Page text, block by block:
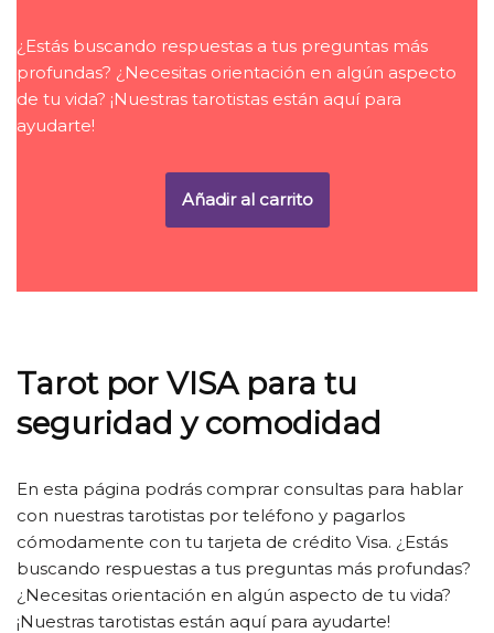
¿Estás buscando respuestas a tus preguntas más
profundas? ¿Necesitas orientación en algún aspecto
de tu vida? ¡Nuestras tarotistas están aquí para
ayudarte!
Añadir al carrito
Tarot por VISA para tu
seguridad y comodidad
En esta página podrás comprar consultas para hablar
con nuestras tarotistas por teléfono y pagarlos
cómodamente con tu tarjeta de crédito Visa. ¿Estás
buscando respuestas a tus preguntas más profundas?
¿Necesitas orientación en algún aspecto de tu vida?
¡Nuestras tarotistas están aquí para ayudarte!